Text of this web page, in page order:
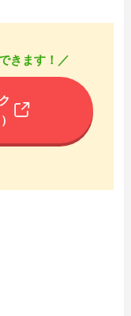
きます！／